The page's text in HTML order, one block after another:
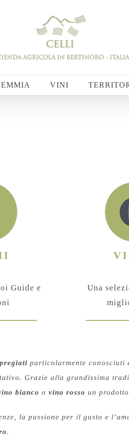
VINI
Guide e
Una
particolarmente conosciuti
Grazie alla grandissima
bianco o vino rosso un
la passione per il gusto e
.